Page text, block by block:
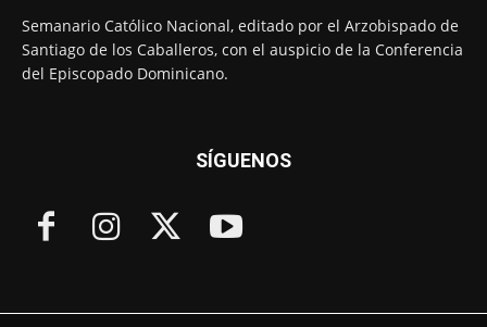
Semanario Católico Nacional, editado por el Arzobispado de
Santiago de los Caballeros, con el auspicio de la Conferencia
del Episcopado Dominicano.
SÍGUENOS